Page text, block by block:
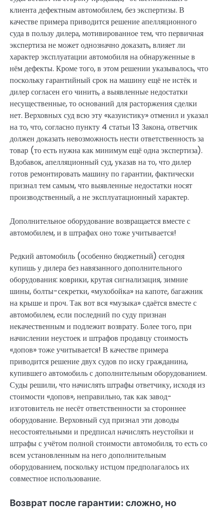
клиента дефектным автомобилем, без экспертизы. В
качестве примера приводится решение апелляционного
суда в пользу дилера, мотивированное тем, что первичная
экспертиза не может однозначно доказать, влияет ли
характер эксплуатации автомобиля на обнаруженные в
нём дефекты. Кроме того, в этом решении указывалось, что
поскольку гарантийный срок на машину ещё не истёк и
дилер согласен его чинить, а выявленные недостатки
несущественные, то оснований для расторжения сделки
нет. Верховных суд всю эту «казуистику» отменил и указал
на то, что, согласно пункту 4 статьи 13 Закона, ответчик
должен доказать невозможность нести ответственность за
товар (то есть нужна как минимум ещё одна экспертиза).
Вдобавок, апелляционный суд, указав на то, что дилер
готов ремонтировать машину по гарантии, фактически
признал тем самым, что выявленные недостатки носят
производственный, а не эксплуатационный характер.
Дополнительное оборудование возвращается вместе с
автомобилем, и в штрафах оно тоже учитывается!
Редкий автомобиль (особенно бюджетный) сегодня
купишь у дилера без навязанного дополнительного
оборудования: коврики, крутая сигнализация, зимние
шины, болты-секретки, «мухобойка» на капоте, багажник
на крыше и проч. Так вот вся «музыка» сдаётся вместе с
автомобилем, если последний по суду признан
некачественным и подлежит возврату. Более того, при
начислении неустоек и штрафов продавцу стоимость
«допов» тоже учитывается! В качестве примера
приводится решение двух судов по иску гражданина,
купившего автомобиль с дополнительным оборудованием.
Суды решили, что начислять штрафы ответчику, исходя из
стоимости «допов», неправильно, так как завод-
изготовитель не несёт ответственности за стороннее
оборудование. Верховный суд признал эти доводы
несостоятельными и предписал начислять неустойки и
штрафы с учётом полной стоимости автомобиля, то есть со
всем установленным на него дополнительным
оборудованием, поскольку истцом предполагалось их
совместное использование.
Возврат после гарантии: сложно, но